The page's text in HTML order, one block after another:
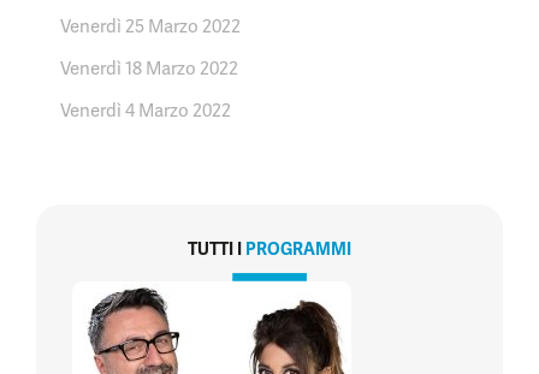
Venerdì 25 Marzo 2022
Venerdì 18 Marzo 2022
Venerdì 4 Marzo 2022
TUTTI I PROGRAMMI